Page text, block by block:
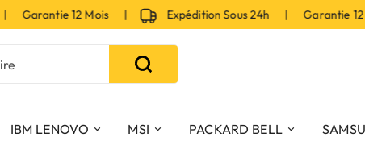
12 Mois | Expédition Sous 24h | Garantie 12
IBM LENOVO MSI PACKARD BELL